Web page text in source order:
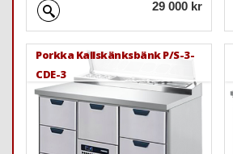
29 000 kr
Porkka Kallskänksbänk P/S-3-
CDE-3